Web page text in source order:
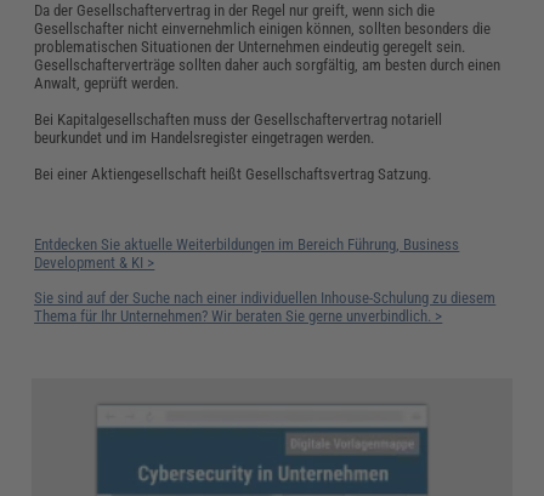
Da der Gesellschaftervertrag in der Regel nur greift, wenn sich die
Gesellschafter nicht einvernehmlich einigen können, sollten besonders die
problematischen Situationen der Unternehmen eindeutig geregelt sein.
Gesellschafterverträge sollten daher auch sorgfältig, am besten durch einen
Anwalt, geprüft werden.
Bei Kapitalgesellschaften muss der Gesellschaftervertrag notariell
beurkundet und im Handelsregister eingetragen werden.
Bei einer Aktiengesellschaft heißt Gesellschaftsvertrag Satzung.
Entdecken Sie aktuelle Weiterbildungen im Bereich Führung, Business
Development & KI >
Sie sind auf der Suche nach einer individuellen Inhouse-Schulung zu diesem
Thema für Ihr Unternehmen? Wir beraten Sie gerne unverbindlich. >